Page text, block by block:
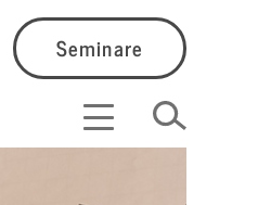
Seminare